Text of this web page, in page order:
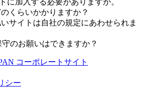
に加入する必要がありますか。
くらいかかりますか？
サイトは自社の規定にあわせられま
のお願いはできますか？
コーポレートサイト
シー